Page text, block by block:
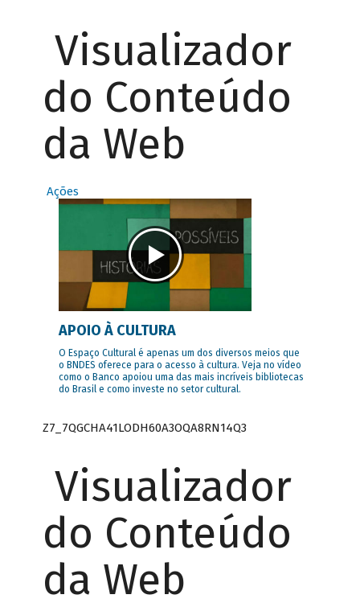
Visualizador
do Conteúdo
da Web
Ações
APOIO À CULTURA
O Espaço Cultural é apenas um dos diversos meios que
o BNDES oferece para o acesso à cultura. Veja no vídeo
como o Banco apoiou uma das mais incríveis bibliotecas
do Brasil e como investe no setor cultural.
Z7_7QGCHA41LODH60A3OQA8RN14Q3
Visualizador
do Conteúdo
da Web